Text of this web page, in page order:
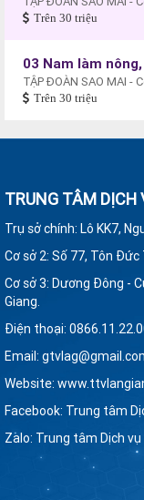
Trên 30 triệu
Trên 30 triệu
TRUNG TÂM
Trụ sở chính: Lô KK7,
Cơ sở 2: Số 77, Tôn
Cơ sở 3: Dương Đông -
Giang.
Điện thoại:
Email:
Website:
Facebook: Trung tâm
Zalo: Trung tâm Dịch